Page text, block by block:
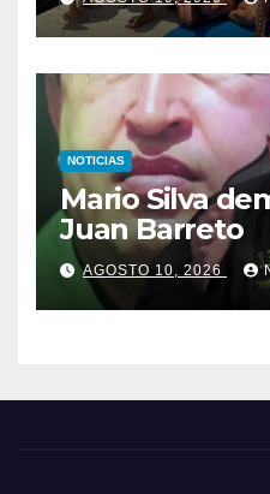
NOTICIAS
Mario Silva
Juan Barreto
AGOSTO 10, 2026